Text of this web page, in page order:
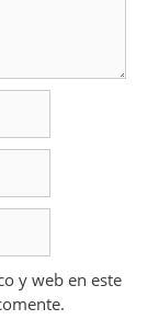
y web en este